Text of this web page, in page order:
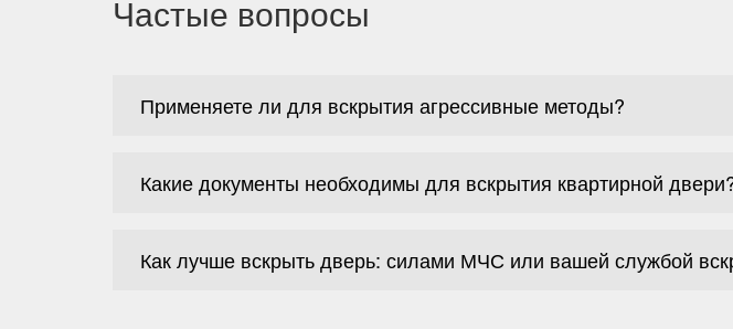
Частые вопросы
Применяете ли для вскрытия агрессивные методы?
Какие документы необходимы для вскрытия квартирной
Как лучше вскрыть дверь: силами МЧС или вашей службой